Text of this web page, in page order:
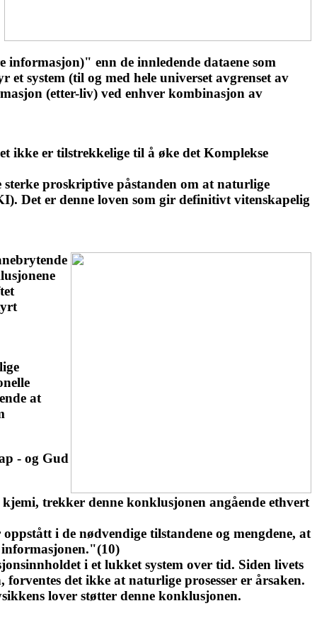
enn de innledende dataene som
et system (til og med hele universet avgrenset av
(etter-liv) ved enhver kombinasjon av
ikke er tilstrekkelige til å øke det Komplekse
proskriptive påstanden om at naturlige
Det er denne loven som gir definitivt vitenskapelig
at
- og Gud
trekker denne konklusjonen angående ethvert
i de nødvendige tilstandene og mengdene, at
i et lukket system over tid. Siden livets
det ikke at naturlige prosesser er årsaken.
lover støtter denne konklusjonen.